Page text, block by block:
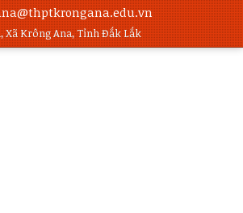
Xã Krông Ana, Tỉnh Đắk Lắk